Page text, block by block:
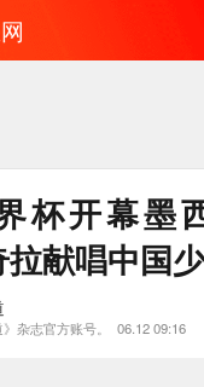
杯开幕墨
献唱中国
》杂志官方账号。 06.12 09:16